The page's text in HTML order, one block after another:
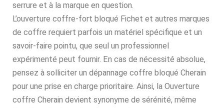
serrure et à la marque en question.
L’ouverture coffre-fort bloqué Fichet et autres marques
de coffre requiert parfois un matériel spécifique et un
savoir-faire pointu, que seul un professionnel
expérimenté peut fournir. En cas de nécessité absolue,
pensez à solliciter un dépannage coffre bloqué Cherain
pour une prise en charge prioritaire. Ainsi, la Ouverture
coffre Cherain devient synonyme de sérénité, même